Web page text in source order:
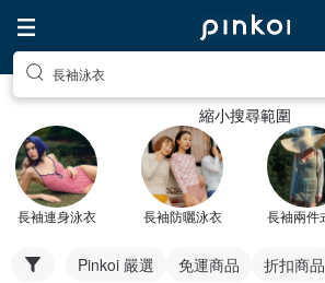
長袖泳衣
縮小搜尋範圍
長袖連身泳衣 長袖防曬泳衣
Pinkoi 嚴選 免運商品 折扣商品